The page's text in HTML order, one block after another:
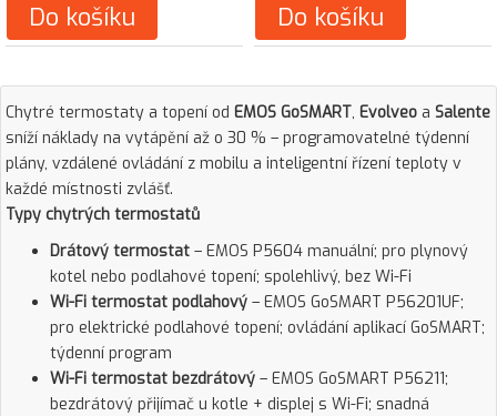
Do košíku Do košíku
Chytré termostaty a topení od EMOS GoSMART, Evolveo a Salente
sníží náklady na vytápění až o 30 % – programovatelné týdenní
plány, vzdálené ovládání z mobilu a inteligentní řízení teploty v
každé místnosti zvlášť.
Typy chytrých termostatů
Drátový termostat – EMOS P5604 manuální; pro plynový
kotel nebo podlahové topení; spolehlivý, bez Wi-Fi
Wi-Fi termostat podlahový – EMOS GoSMART P56201UF;
pro elektrické podlahové topení; ovládání aplikací GoSMART;
týdenní program
Wi-Fi termostat bezdrátový – EMOS GoSMART P56211;
bezdrátový přijímač u kotle + displej s Wi-Fi; snadná